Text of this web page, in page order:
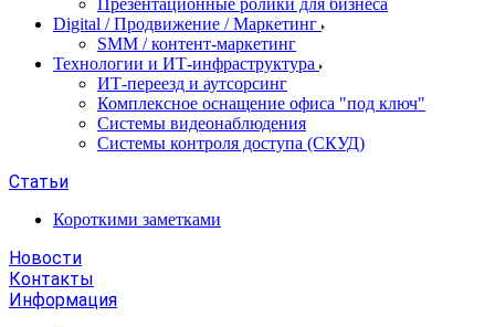
Презентационные ролики для бизнеса
Digital / Продвижение / Маркетинг
SMM / контент-маркетинг
Технологии и ИТ-инфраструктура
ИТ-переезд и аутсорсинг
Комплексное оснащение офиса "под ключ"
Системы видеонаблюдения
Системы контроля доступа (СКУД)
Статьи
Короткими заметками
Новости
Контакты
Информация